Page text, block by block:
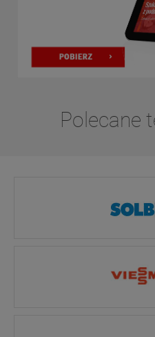
Polecane